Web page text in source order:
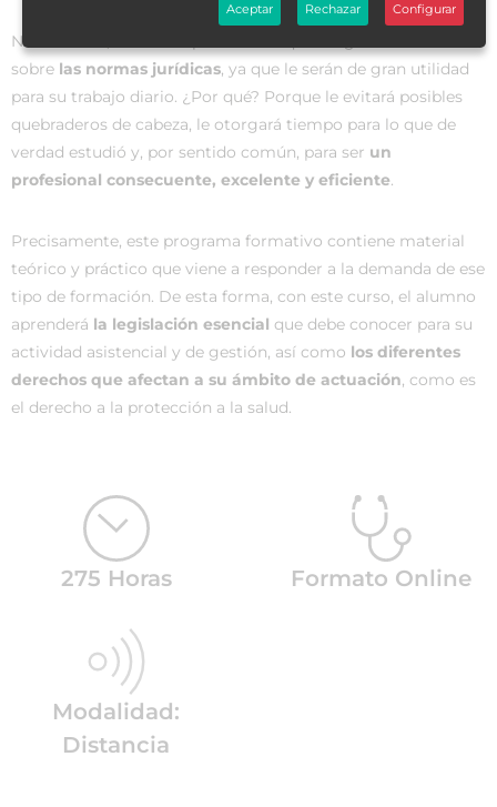
No obstante, lo más importante es que tenga conocimientos
sobre las normas jurídicas, ya que le serán de gran utilidad
para su trabajo diario. ¿Por qué? Porque le evitará posibles
quebraderos de cabeza, le otorgará tiempo para lo que de
verdad estudió y, por sentido común, para ser un
profesional consecuente, excelente y eficiente.
Precisamente, este programa formativo contiene material
teórico y práctico que viene a responder a la demanda de ese
tipo de formación. De esta forma, con este curso, el alumno
aprenderá la legislación esencial que debe conocer para su
actividad asistencial y de gestión, así como los diferentes
derechos que afectan a su ámbito de actuación, como es
el derecho a la protección a la salud.
275 Horas Formato Online
Modalidad:
Distancia
Aceptar Rechazar Configurar